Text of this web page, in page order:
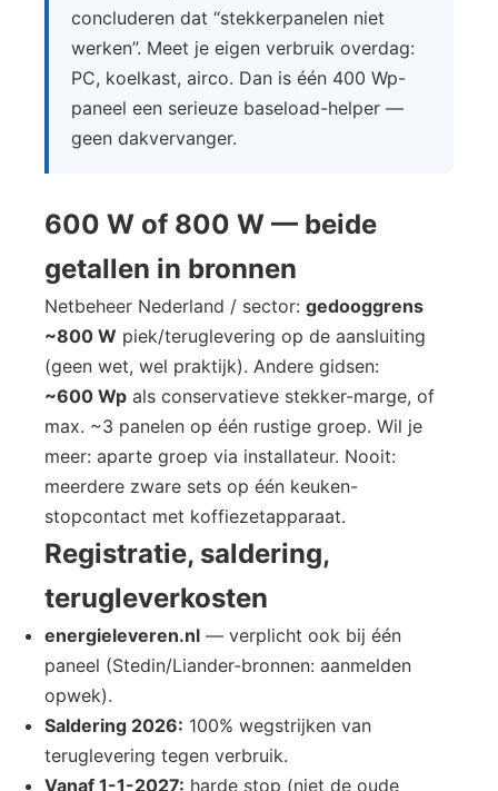
concluderen dat “stekkerpanelen niet
werken”. Meet je eigen verbruik overdag:
PC, koelkast, airco. Dan is één 400 Wp-
paneel een serieuze baseload-helper —
geen dakvervanger.
600 W of 800 W — beide
getallen in bronnen
Netbeheer Nederland / sector: gedooggrens
~800 W piek/teruglevering op de aansluiting
(geen wet, wel praktijk). Andere gidsen:
~600 Wp als conservatieve stekker-marge, of
max. ~3 panelen op één rustige groep. Wil je
meer: aparte groep via installateur. Nooit:
meerdere zware sets op één keuken-
stopcontact met koffiezetapparaat.
Registratie, saldering,
terugleverkosten
energieleveren.nl — verplicht ook bij één
paneel (Stedin/Liander-bronnen: aanmelden
opwek).
Saldering 2026: 100% wegstrijken van
teruglevering tegen verbruik.
Vanaf 1-1-2027: harde stop (niet de oude